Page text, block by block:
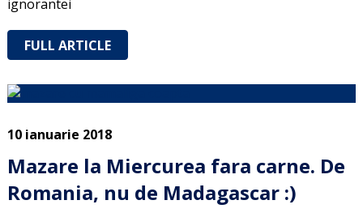
ignorantei
FULL ARTICLE
10 ianuarie 2018
Mazare la Miercurea fara carne. De
Romania, nu de Madagascar :)